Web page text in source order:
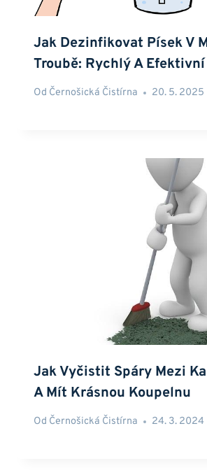
Jak Dezinfikovat Písek V
Troubě: Rychlý A
Od Černošická Čistírna 20. 5. 2025
Jak Vyčistit Spáry Mezi
A Mít Krásnou Koupelnu
Od Černošická Čistírna 24. 3. 2024